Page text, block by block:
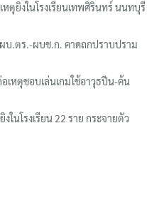
ตุยิงในโรงเรียนเทพศิรินทร์ นนทบุรี
บ.ตร.-ผบช.ก. คาดถกปราบปราม
เหตุชอบเล่นเกมใช้อาวุธปืน-ค้น
ในโรงเรียน 22 ราย กระจายตัว